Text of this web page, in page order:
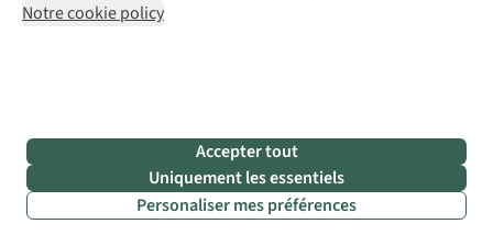
Choisissez les meilleures chaussures de
Notre cookie policy
Accepter tout
Uniquement les essentiels
Personaliser mes préférences